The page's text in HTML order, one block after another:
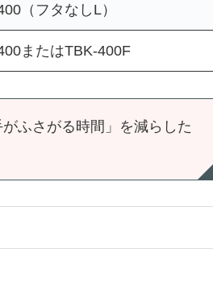
（フタなしL）
またはTBK-400F
ふさがる時間」を減らした